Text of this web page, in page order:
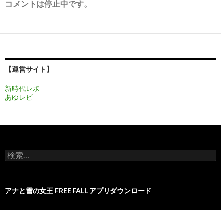
コメントは停止中です。
【運営サイト】
新時代レポ
あゆレビ
検
索:
アナと雪の女王 FREE FALL アプリダウンロード